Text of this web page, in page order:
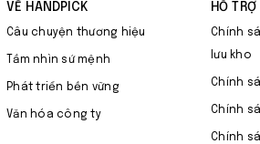
VỀ HANDPICK
Câu chuyện thương hiệu
Tầm nhìn sứ mệnh
Phát triển bền vững
Văn hóa công ty
HỖ
Chính
lưu kho
Chính
Chính
Chính